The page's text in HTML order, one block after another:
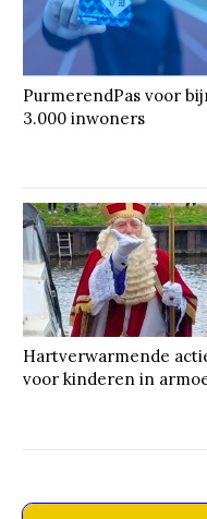
PurmerendPas voor
3.000 inwoners
Hartverwarmende
voor kinderen in